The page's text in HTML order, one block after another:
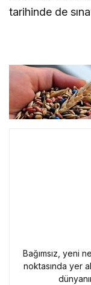
tarihinde de
Bağımsız, yeni
noktasında yer